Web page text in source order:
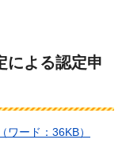
による認定申
ード：36KB）